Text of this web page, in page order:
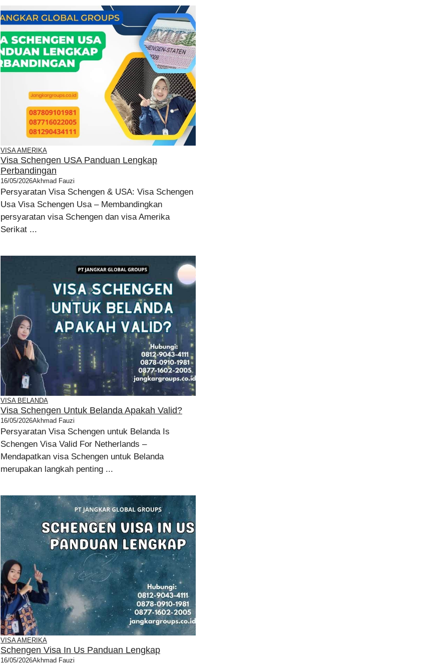
VISA AMERIKA
Visa Schengen USA Panduan Lengkap
Perbandingan
16/05/2026Akhmad Fauzi
Persyaratan Visa Schengen & USA: Visa Schengen
Usa Visa Schengen Usa – Membandingkan
persyaratan visa Schengen dan visa Amerika
Serikat ...
VISA BELANDA
Visa Schengen Untuk Belanda Apakah Valid?
16/05/2026Akhmad Fauzi
Persyaratan Visa Schengen untuk Belanda Is
Schengen Visa Valid For Netherlands –
Mendapatkan visa Schengen untuk Belanda
merupakan langkah penting ...
VISA AMERIKA
Schengen Visa In Us Panduan Lengkap
16/05/2026Akhmad Fauzi